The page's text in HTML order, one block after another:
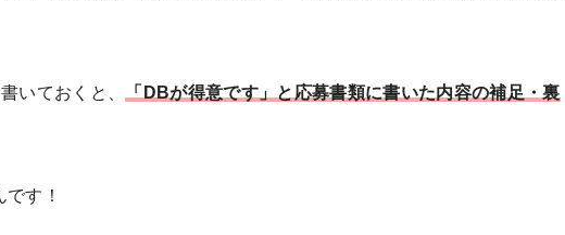
いておくと、
「DBが得意です」と応募書類に書いた内容の補足・裏
す！